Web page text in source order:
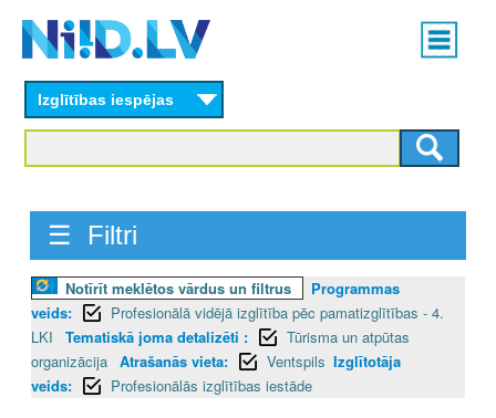
content
Main
menu
Izglītības iespējas
☰ Filtri
Notīrīt meklētos vārdus un filtrus
Programmas
veids:
Profesionālā vidējā izglītība pēc pamatizglītības - 4.
LKI
Tematiskā joma detalizēti :
Tūrisma un atpūtas
organizācija Atrašanās vieta: Ventspils Izglītotāja
veids:
Profesionālās izglītības iestāde